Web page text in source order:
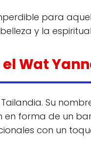
para
y la
el Wat
Su
forma de un
con un